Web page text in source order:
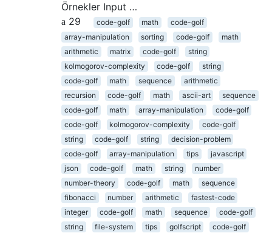
Örnekler Input …
29
code-golf math
code-golf
array-manipulation
sorting code-golf
math
arithmetic
matrix code-golf
string
kolmogorov-complexity
code-golf
string
code-golf
math sequence
arithmetic
recursion
code-golf math ascii-art
sequence
code-golf
math array-manipulation
code-golf
code-golf
kolmogorov-complexity
code-golf
string
code-golf string
decision-problem
code-golf
array-manipulation tips
javascript
json
code-golf math string
number
number-theory
code-golf math
sequence
fibonacci
number arithmetic
fastest-code
integer
code-golf math sequence
code-golf
string
file-system tips golfscript code-golf